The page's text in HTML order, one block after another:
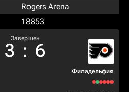
Rogers Arena
18853
Завершен
3 : 6
Филадельфия